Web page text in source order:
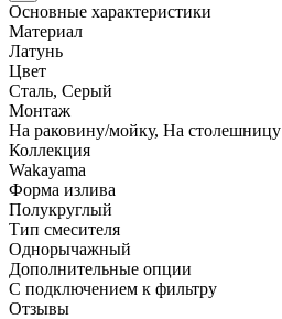
Основные характеристики
Материал
Латунь
Цвет
Сталь, Серый
Монтаж
На раковину/мойку, На столешницу
Коллекция
Wakayama
Форма излива
Полукруглый
Тип смесителя
Однорычажный
Дополнительные опции
С подключением к фильтру
Отзывы